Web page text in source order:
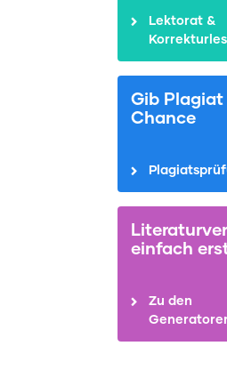
Lektorat &
Gib Plagiat
Chance
einfach
Zu den